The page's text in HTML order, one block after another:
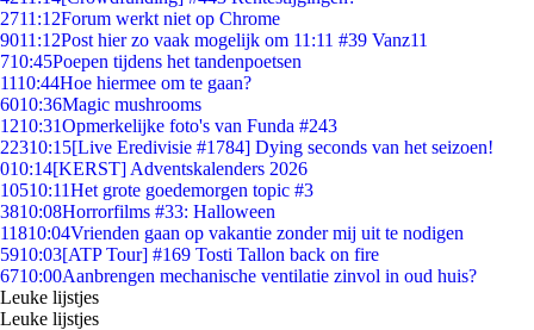
2711:12Forum werkt niet op Chrome
9011:12Post hier zo vaak mogelijk om 11:11 #39 Vanz11
710:45Poepen tijdens het tandenpoetsen
1110:44Hoe hiermee om te gaan?
6010:36Magic mushrooms
1210:31Opmerkelijke foto's van Funda #243
22310:15[Live Eredivisie #1784] Dying seconds van het seizoen!
010:14[KERST] Adventskalenders 2026
10510:11Het grote goedemorgen topic #3
3810:08Horrorfilms #33: Halloween
11810:04Vrienden gaan op vakantie zonder mij uit te nodigen
5910:03[ATP Tour] #169 Tosti Tallon back on fire
6710:00Aanbrengen mechanische ventilatie zinvol in oud huis?
Leuke lijstjes
Leuke lijstjes